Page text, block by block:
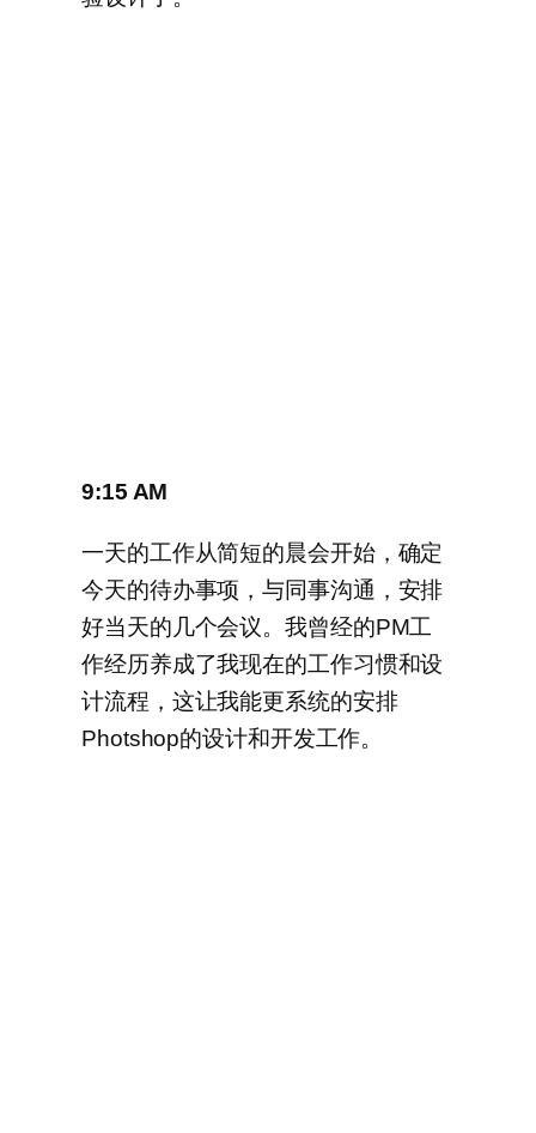
9:15 AM
一天的工作从简短的晨会开始，确定
今天的待办事项，与同事沟通，安排
好当天的几个会议。我曾经的PM工
作经历养成了我现在的工作习惯和设
计流程，这让我能更系统的安排
Photshop的设计和开发工作。